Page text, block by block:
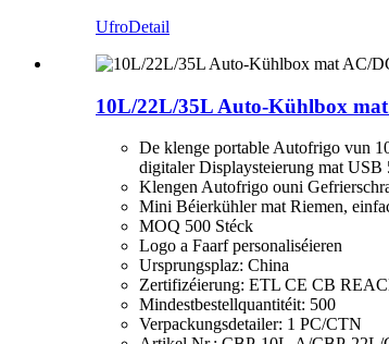
UfroDetail
10L/22L/35L Auto-Kühlbox
De klenge portable Autofrigo vun
digitaler Displaysteierung mat
Klengen Autofrigo ouni
Mini Béierkühler mat Riemen,
MOQ 500 Stéck
Logo a Faarf personaliséieren
Ursprungsplaz: China
Zertifizéierung: ETL CE CB
Mindestbestellquantitéit: 500
Verpackungsdetailer: 1 PC/CTN